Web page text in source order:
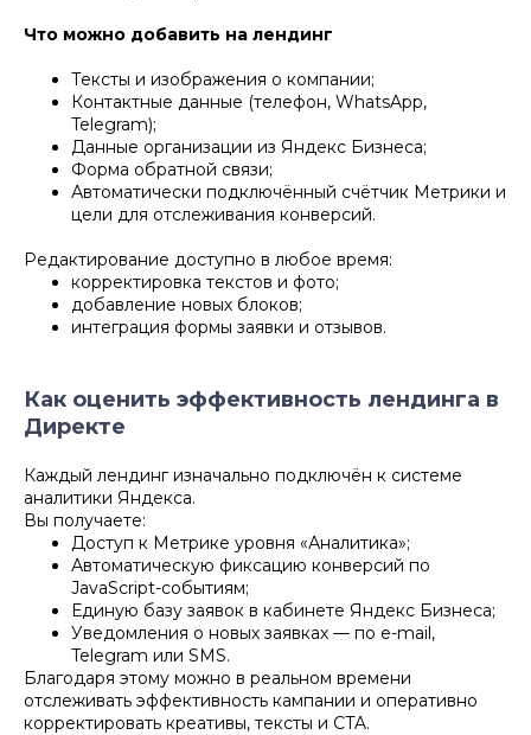
Что можно добавить на лендинг
Тексты и изображения о компании;
Контактные данные (телефон, WhatsApp,
Telegram);
Данные организации из Яндекс Бизнеса;
Форма обратной связи;
Автоматически подключённый счётчик Метрики и
цели для отслеживания конверсий.
Редактирование доступно в любое время:
корректировка текстов и фото;
добавление новых блоков;
интеграция формы заявки и отзывов.
Как оценить эффективность лендинга в
Директе
Каждый лендинг изначально подключён к системе
аналитики Яндекса.
Вы получаете:
Доступ к Метрике уровня «Аналитика»;
Автоматическую фиксацию конверсий по
JavaScript-событиям;
Единую базу заявок в кабинете Яндекс Бизнеса;
Уведомления о новых заявках — по e-mail,
Telegram или SMS.
Благодаря этому можно в реальном времени
отслеживать эффективность кампании и оперативно
корректировать креативы, тексты и CTA.